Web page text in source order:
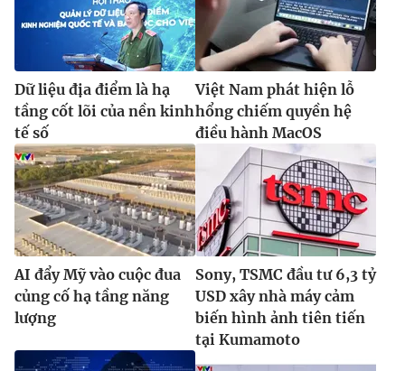
Dữ liệu địa điểm là hạ
tầng cốt lõi của nền kinh
tế số
Việt Nam phát hiện lỗ
hổng chiếm quyền hệ
điều hành MacOS
AI đẩy Mỹ vào cuộc đua
củng cố hạ tầng năng
lượng
Sony, TSMC đầu tư 6,3 tỷ
USD xây nhà máy cảm
biến hình ảnh tiên tiến
tại Kumamoto